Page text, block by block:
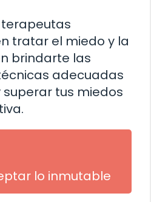
terapeutas
tratar el miedo y la
brindarte las
adecuadas
tus miedos
lo inmutable